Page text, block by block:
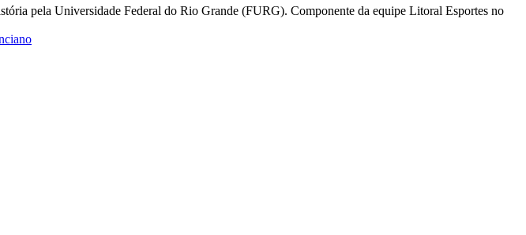
pela Universidade Federal do Rio Grande (FURG). Componente da equipe Litoral Esportes no